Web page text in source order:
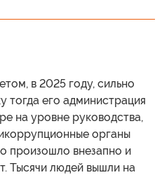
в 2025 году, сильно
тогда его администрация
на уровне руководства,
органы
внезапно и
Тысячи людей вышли на